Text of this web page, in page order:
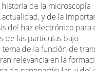
de la microscopía
y de la
del haz electrónico para
de las partículas bajo
de la función de
relevancia en la